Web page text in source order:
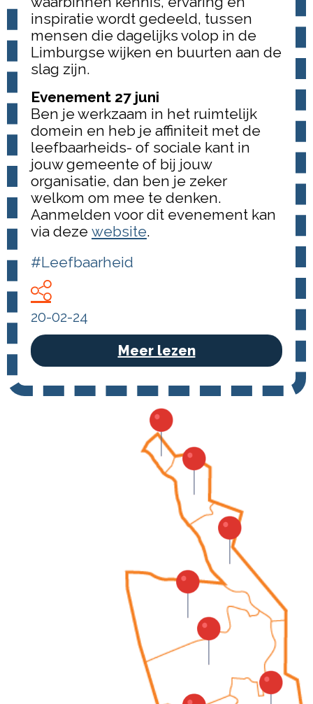
inspiratie wordt gedeeld, tussen
mensen die dagelijks volop in de
Limburgse wijken en buurten aan de
slag zijn.
Evenement 27 juni
Ben je werkzaam in het ruimtelijk
domein en heb je affiniteit met de
leefbaarheids- of sociale kant in
jouw gemeente of bij jouw
organisatie, dan ben je zeker
welkom om mee te denken.
Aanmelden voor dit evenement kan
via deze website.
#Leefbaarheid
Meer lezen
20-02-24